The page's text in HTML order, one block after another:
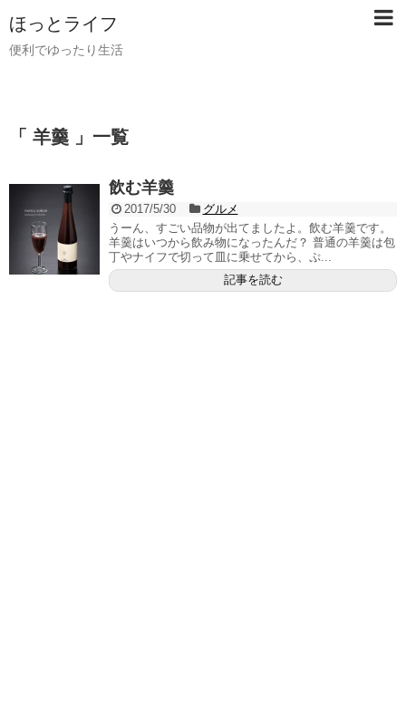
ほっとライフ
便利でゆったり生活
「 羊羹 」一覧
飲む羊羹
2017/5/30
グルメ
うーん、すごい品物が出てましたよ。飲む羊羹です。
羊羹はいつから飲み物になったんだ？ 普通の羊羹は包
丁やナイフで切って皿に乗せてから、ぷ...
記事を読む